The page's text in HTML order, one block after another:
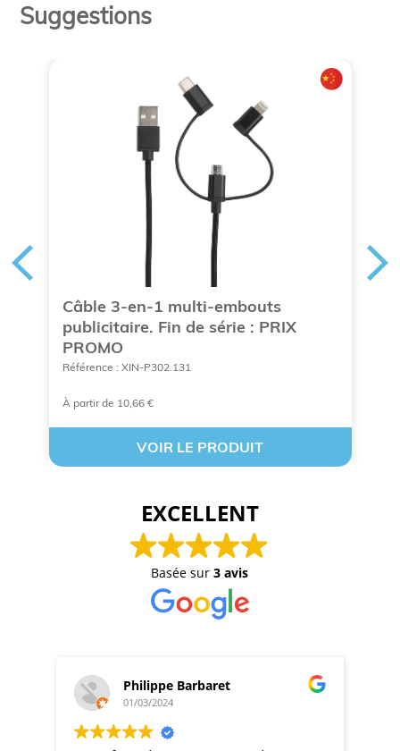
Suggestions
Câble 3-en-1 multi-embouts
publicitaire. Fin de série : PRIX
PROMO
Référence : XIN-P302.131
À partir de 10,66 €
VOIR LE PRODUIT
EXCELLENT
Basée sur3 avis
Philippe Barbaret
01/03/2024